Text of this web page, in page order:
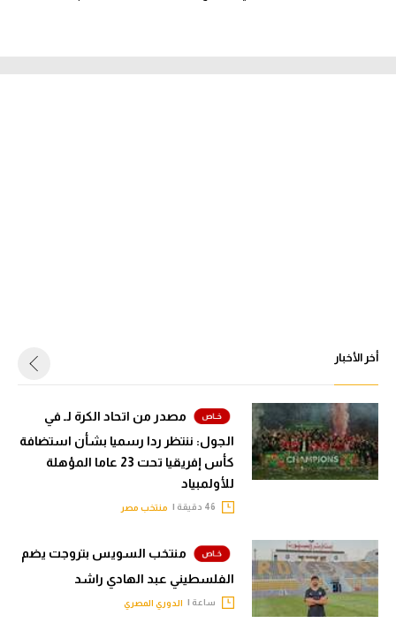
أخر الأخبار
مصدر من اتحاد الكرة لـ في
الجول: ننتظر ردا رسميا بشأن استضافة
كأس إفريقيا تحت 23 عاما المؤهلة
للأولمبياد
منتخب مصر
منتخب السويس بتروجت يضم
الفلسطيني عبد الهادي راشد
ساعة | الدوري المصري